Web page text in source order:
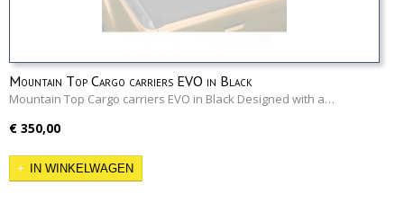
Mountain Top Cargo carriers EVO in Black
Mountain Top Cargo carriers EVO in Black Designed with a…
€ 350,00
IN WINKELWAGEN